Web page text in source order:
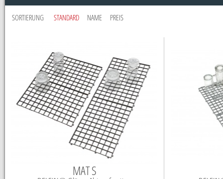
SORTIERUNG STANDARD NAME PREIS
MAT S